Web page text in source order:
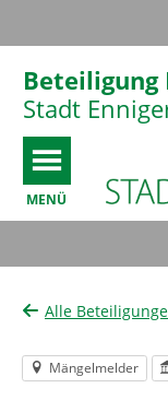
Beteiligung
Stadt
MENÜ
Alle
Mängelmelder